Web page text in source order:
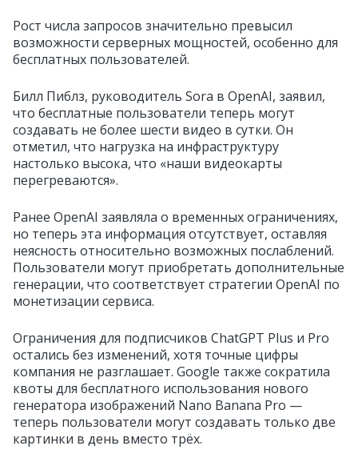
Рост числа запросов значительно превысил
возможности серверных мощностей, особенно для
бесплатных пользователей.
Билл Пиблз, руководитель Sora в OpenAI, заявил,
что бесплатные пользователи теперь могут
создавать не более шести видео в сутки. Он
отметил, что нагрузка на инфраструктуру
настолько высока, что «наши видеокарты
перегреваются».
Ранее OpenAI заявляла о временных ограничениях,
но теперь эта информация отсутствует, оставляя
неясность относительно возможных послаблений.
Пользователи могут приобретать дополнительные
генерации, что соответствует стратегии OpenAI по
монетизации сервиса.
Ограничения для подписчиков ChatGPT Plus и Pro
остались без изменений, хотя точные цифры
компания не разглашает. Google также сократила
квоты для бесплатного использования нового
генератора изображений Nano Banana Pro —
теперь пользователи могут создавать только две
картинки в день вместо трёх.